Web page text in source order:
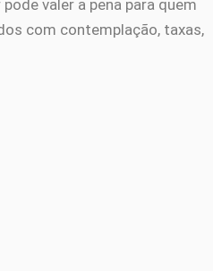
valer a pena para quem
com contemplação, taxas,